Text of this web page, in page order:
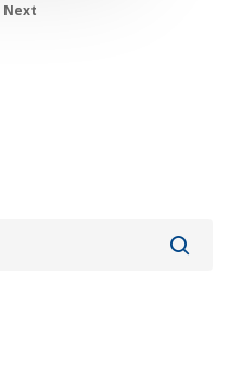
Next